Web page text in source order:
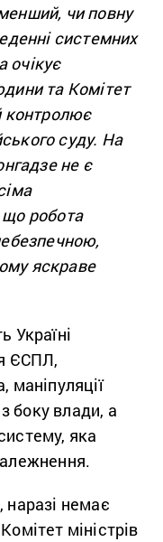
чи повну
системних
очікує
та Комітет
контролює
суду. На
не є
що робота
яскраве
Україні
ЄСПЛ,
маніпуляції
боку влади, а
яка
наразі немає
міністрів